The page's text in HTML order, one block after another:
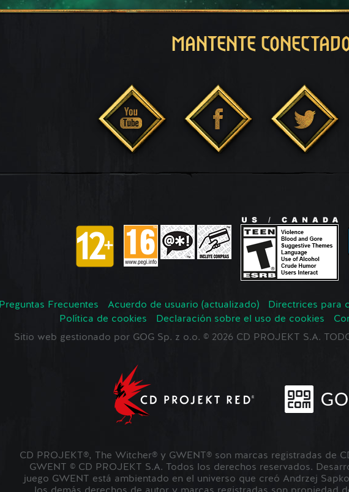
MANTENTE
Preguntas Frecuentes Acuerdo de usuario (actualizado) Directrices para
Política de cookies
Declaración sobre el uso de cookies
Sitio web gestionado por GOG Sp. z o.o. © 2026 CD PROJEKT S.A.
CD PROJEKT®, The Witcher® y GWENT® son marcas registradas de
GWENT © CD PROJEKT S.A. Todos los derechos reservados.
juego GWENT está ambientado en el universo que creó Andrzej